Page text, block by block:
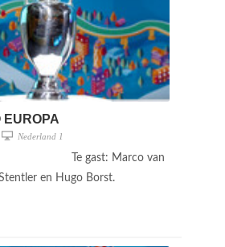
EUROPA
Nederland 1
Te gast: Marco van
en Hugo Borst.